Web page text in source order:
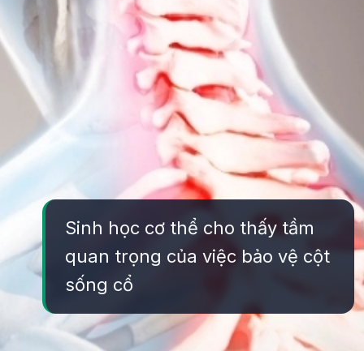
Sinh học cơ thể cho thấy tầm
quan trọng của việc bảo vệ cột
sống cổ